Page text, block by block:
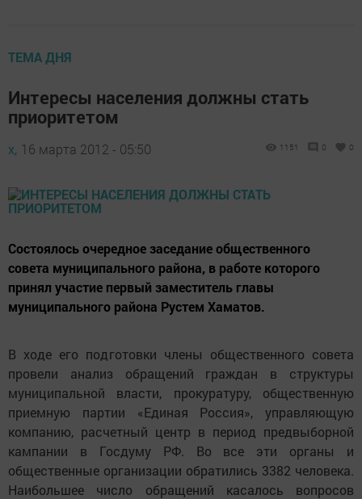
ТЕМА ДНЯ
Интересы населения должны стать
приоритетом
х, 16 марта 2012 - 05:50 1151 0 0
Состоялось очередное заседание общественного
совета муниципального района, в работе которого
принял участие первый заместитель главы
муниципального района Рустем Хаматов.
В ходе его подготовки члены общественного совета
провели анализ обращений граждан в структуры
муниципальной власти, прокуратуру, общественную
приемную партии «Единая Россия», управляющую
компанию, расчетный центр в период­ предвыборной
кампании в Госдуму РФ. Во все эти органы и
общественные организации обратились 3382 человека.
Наибольшее число обращений касалось вопросов